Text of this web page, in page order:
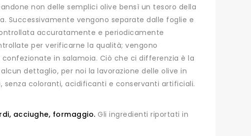
non delle semplici olive bensì un tesoro della
Successivamente vengono separate dalle foglie e
accuratamente e periodicamente
per verificarne la qualità; vengono
in salamoia. Ciò che ci differenzia è la
dettaglio, per noi la lavorazione delle olive in
senza coloranti, acidificanti e conservanti artificiali.
acciughe, formaggio. Gli ingredienti riportati in